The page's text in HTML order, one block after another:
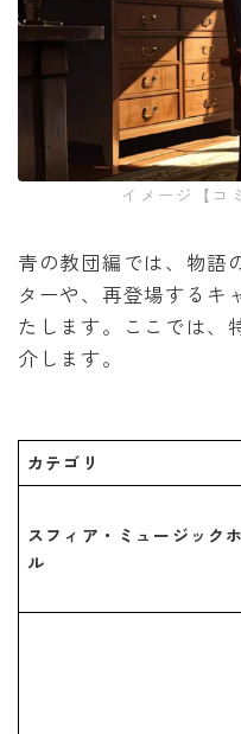
イメージ【コ
青の教団編では、物語
ターや、再登場するキ
たします。ここでは、
介します。
カテゴリ
スフィア・ミュージック
ル